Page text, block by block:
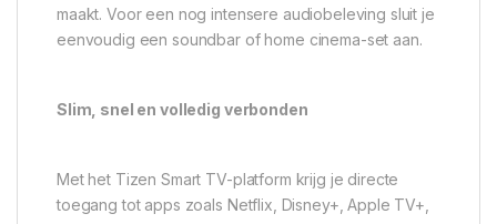
maakt. Voor een nog intensere audiobeleving sluit je
eenvoudig een soundbar of home cinema-set aan.
Slim, snel en volledig verbonden
Met het Tizen Smart TV-platform krijg je directe
toegang tot apps zoals Netflix, Disney+, Apple TV+,